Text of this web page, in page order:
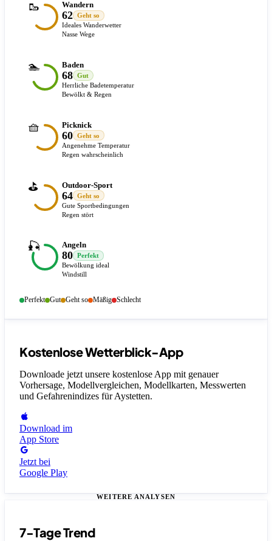
🥾 Wandern
62
Geht so
Ideales Wanderwetter
Nasse Wege
🏊 Baden
68
Gut
Herrliche Badetemperatur
Bewölkt & Regen
🧺 Picknick
60
Geht so
Angenehme Temperatur
Regen wahrscheinlich
⛳ Outdoor-Sport
64
Geht so
Gute Sportbedingungen
Regen stört
🎣 Angeln
80
Perfekt
Bewölkung ideal
Windstill
Perfekt Gut Geht so Mäßig Schlecht
Kostenlose Wetterblick-App
Downloade jetzt unsere kostenlose App mit genauer
Vorhersage, Modellvergleichen, Modellkarten, Messwerten
und Gefahrenindizes für Aystetten.
Download im
App Store
Jetzt bei
Google Play
WEITERE ANALYSEN
7-Tage Trend